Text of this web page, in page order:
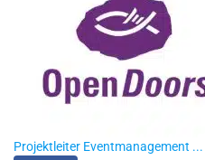
Projektleiter Eventmanagement ...